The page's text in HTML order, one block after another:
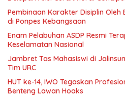
Pembinaan Karakter Disiplin
di Ponpes Kebangsaan
Enam Pelabuhan ASDP Resmi
Keselamatan Nasional
Jambret Tas Mahasiswi di
Tim URC
HUT ke-14, IWO Tegaskan
Benteng Lawan Hoaks ‎